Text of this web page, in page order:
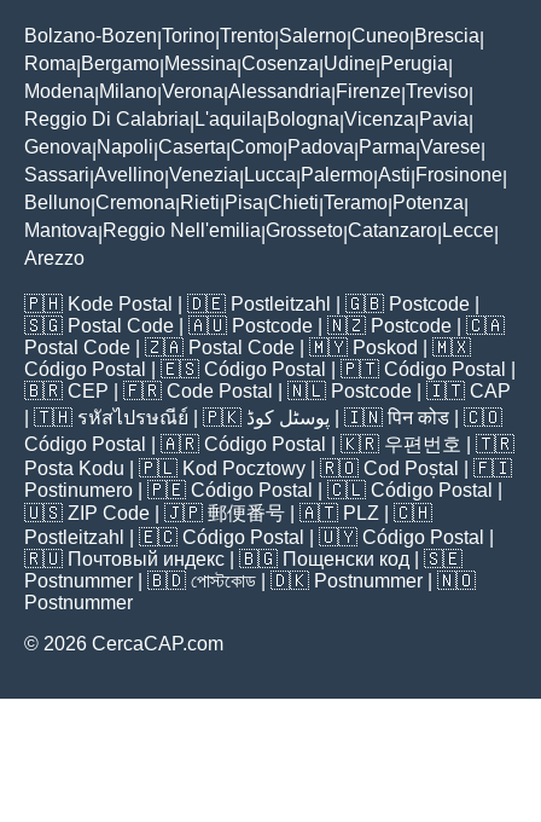
Bolzano-Bozen Torino Trento Salerno Cuneo Brescia
Roma Bergamo Messina Cosenza Udine Perugia
Modena Milano Verona Alessandria Firenze Treviso
Reggio Di Calabria L'aquila Bologna Vicenza Pavia
Genova Napoli Caserta Como Padova Parma Varese
Sassari Avellino Venezia Lucca Palermo Asti Frosinone
Belluno Cremona Rieti Pisa Chieti Teramo Potenza
Mantova Reggio Nell'emilia Grosseto Catanzaro Lecce
Arezzo
🇵🇭 Kode Postal | 🇩🇪 Postleitzahl | 🇬🇧 Postcode
🇸🇬 Postal Code | 🇦🇺 Postcode | 🇳🇿 Postcode | 🇨🇦
Postal Code | 🇿🇦 Postal Code | 🇲🇾 Poskod
| 🇲🇽
Código Postal
| 🇪🇸 Código Postal | 🇵🇹 Código Postal
🇧🇷 CEP | 🇫🇷 Code Postal | 🇳🇱 Postcode | 🇮🇹 CAP
| 🇹🇭 รหัสไปรษณีย์ | 🇵🇰 پوسٹل کوڈ | 🇮🇳पिन कोड | 🇨🇴
Código Postal
| 🇦🇷 Código Postal | 🇰🇷 우편번호
| 🇹🇷
Posta Kodu | 🇵🇱 Kod Pocztowy | 🇷🇴 Cod Poștal
| 🇫🇮
Postinumero | 🇵🇪 Código Postal | 🇨🇱 Código Postal
🇺🇸 ZIP Code | 🇯🇵 郵便番号 | 🇦🇹 PLZ | 🇨🇭
Postleitzahl
| 🇪🇨 Código Postal | 🇺🇾 Código Postal
🇷🇺 Почтовый индекс | 🇧🇬 Пощенски код | 🇸🇪
Postnummer | 🇧🇩 পোস্টকোড | 🇩🇰 Postnummer | 🇳🇴
Postnummer
© 2026 CercaCAP.com